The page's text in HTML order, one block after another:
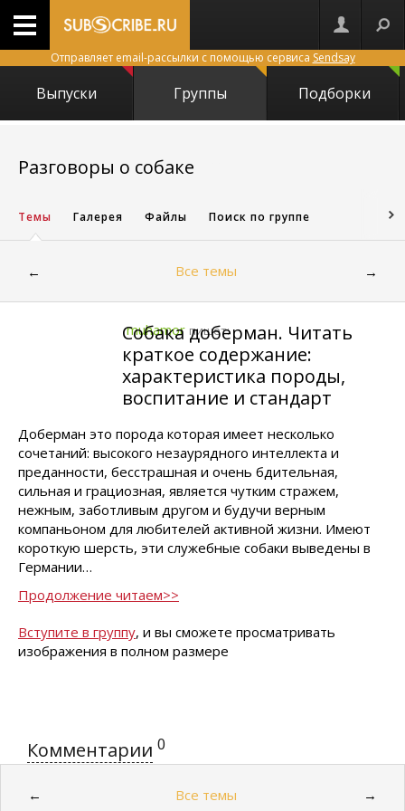
Отправляет email-рассылки с помощью сервиса Sendsay
Выпуски Группы Подборки
Разговоры о собаке
Темы Галерея Файлы Поиск по группе
← Все темы →
muhamor пишет:
Собака доберман. Читать
краткое содержание:
характеристика породы,
воспитание и стандарт
Доберман это порода которая имеет несколько
сочетаний: высокого незаурядного интеллекта и
преданности, бесстрашная и очень бдительная,
сильная и грациозная, является чутким стражем,
нежным, заботливым другом и будучи верным
компаньоном для любителей активной жизни. Имеют
короткую шерсть, эти служебные собаки выведены в
Германии…
Продолжение читаем>>
Вступите в группу, и вы сможете просматривать
изображения в полном размере
Комментарии 0
← Все темы →